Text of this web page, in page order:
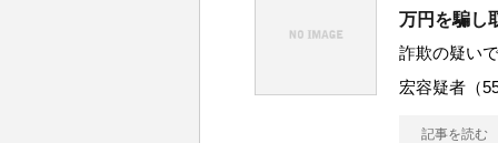
万円を騙し
詐欺の疑い
宏容疑者（
記事を読む